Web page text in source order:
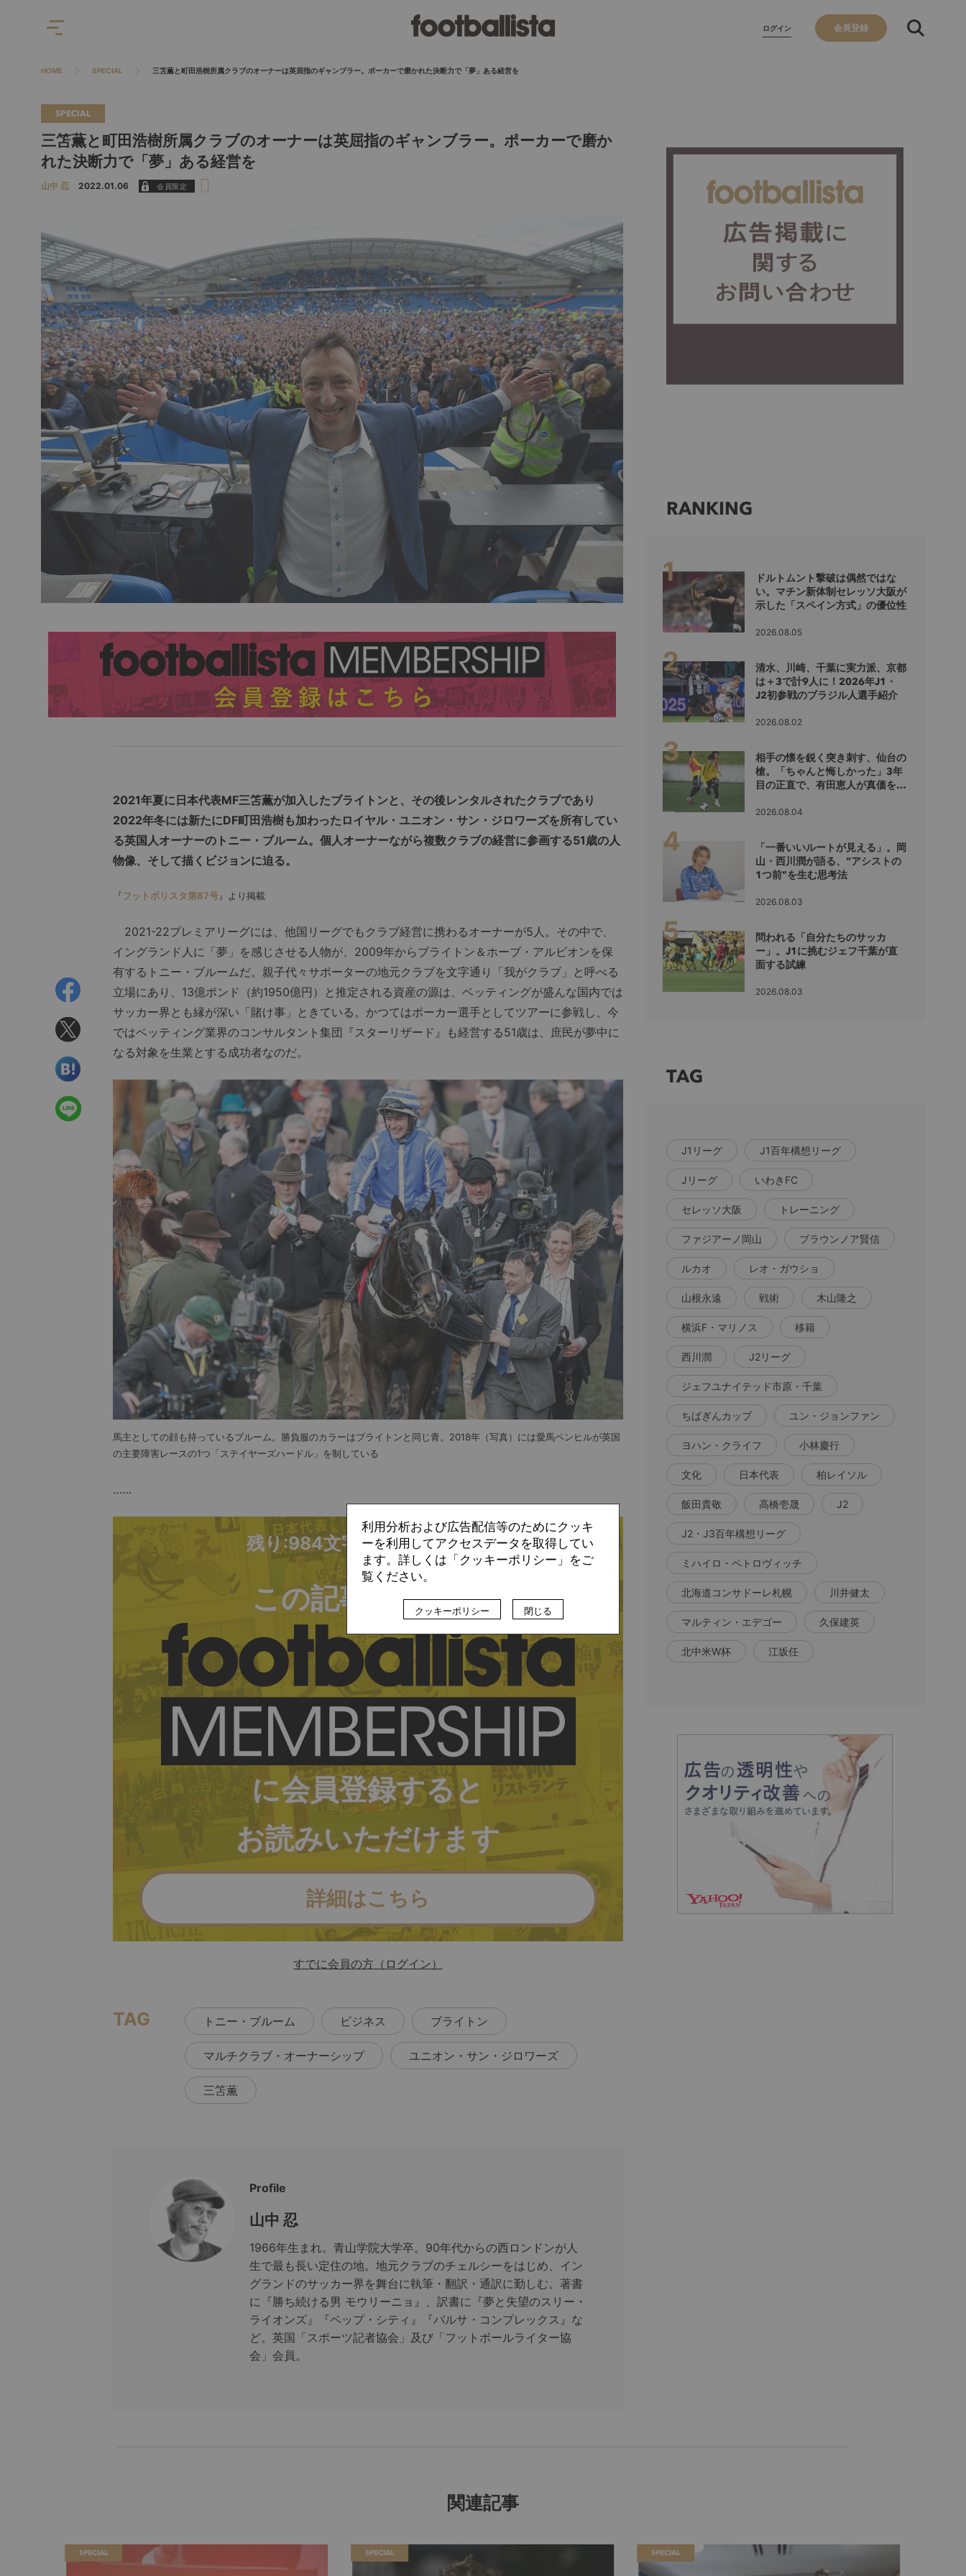
ログイン 会員登録
HOME SPECIAL 三笘薫と町田浩樹所属クラブのオーナーは英屈指のギャンブラー。ポーカーで磨かれた決断力で「夢」ある経営を
SPECIAL
三笘薫と町田浩樹所属クラブのオーナーは英屈指のギャンブラー。ポーカーで磨か
れた決断力で「夢」ある経営を
山中 忍 2022.01.06
2021年夏に日本代表MF三笘薫が加入したブライトンと、その後レンタルされたクラブであり
2022年冬には新たにDF町田浩樹も加わったロイヤル・ユニオン・サン・ジロワーズを所有してい
る英国人オーナーのトニー・ブルーム。個人オーナーながら複数クラブの経営に参画する51歳の人
物像、そして描くビジョンに迫る。
『フットボリスタ第87号』より掲載
2021-22プレミアリーグには、他国リーグでもクラブ経営に携わるオーナーが5人。その中で、
イングランド人に「夢」を感じさせる人物が、2009年からブライトン＆ホーブ・アルビオンを保
有するトニー・ブルームだ。親子代々サポーターの地元クラブを文字通り「我がクラブ」と呼べる
立場にあり、13億ポンド（約1950億円）と推定される資産の源は、ベッティングが盛んな国内では
サッカー界とも縁が深い「賭け事」ときている。かつてはポーカー選手としてツアーに参戦し、今
ではベッティング業界のコンサルタント集団『スターリザード』も経営する51歳は、庶民が夢中に
なる対象を生業とする成功者なのだ。
馬主としての顔も持っているブルーム。勝負服のカラーはブライトンと同じ青。2018年（写真）には愛馬ペンヒルが英国
の主要障害レースの1つ「ステイヤーズハードル」を制している
……
残り:984文字/全文:1,526文字
この記事の続きは
に会員登録すると
お読みいただけます
詳細はこちら
すでに会員の方（ログイン）
TAG トニー・ブルーム ビジネス ブライトン
マルチクラブ・オーナーシップ ユニオン・サン・ジロワーズ
三笘薫
Profile
山中 忍
1966年生まれ。青山学院大学卒。90年代からの西ロンドンが人
生で最も長い定住の地。地元クラブのチェルシーをはじめ、イン
グランドのサッカー界を舞台に執筆・翻訳・通訳に勤しむ。著書
に『勝ち続ける男 モウリーニョ』、訳書に『夢と失望のスリー・
ライオンズ』『ペップ・シティ』『バルサ・コンプレックス』な
ど。英国「スポーツ記者協会」及び「フットボールライター協
会」会員。
RANKING
ドルトムント撃破は偶然ではな
い。マチン新体制セレッソ大阪が
示した「スペイン方式」の優位性
2026.08.05
清水、川崎、千葉に実力派、京都
は＋3で計9人に！2026年J1・
J2初参戦のブラジル人選手紹介
2026.08.02
相手の懐を鋭く突き刺す、仙台の
槍。「ちゃんと悔しかった」3年
目の正直で、有田恵人が真価を示
2026.08.04
「一番いいルートが見える」。岡
山・西川潤が語る、“アシストの
1つ前”を生む思考法
2026.08.03
問われる「自分たちのサッカ
ー」。J1に挑むジェフ千葉が直
面する試練
2026.08.03
TAG
J1リーグ J1百年構想リーグ
Jリーグ いわきFC
セレッソ大阪 トレーニング
ファジアーノ岡山 ブラウンノア賢信
ルカオ レオ・ガウショ
山根永遠 戦術 木山隆之
横浜F・マリノス 移籍
西川潤 J2リーグ
ジェフユナイテッド市原・千葉
ちばぎんカップ ユン・ジョンファン
ヨハン・クライフ 小林慶行
文化 日本代表 柏レイソル
飯田貴敬 高橋壱晟 J2
J2・J3百年構想リーグ
ミハイロ・ペトロヴィッチ
北海道コンサドーレ札幌 川井健太
マルティン・エデゴー 久保建英
北中米W杯 江坂任
関連記事
SPECIAL SPECIAL SPECIAL
利用分析および広告配信等のためにクッキ
ーを利用してアクセスデータを取得してい
ます。詳しくは「クッキーポリシー」をご
覧ください。
クッキーポリシー 閉じる